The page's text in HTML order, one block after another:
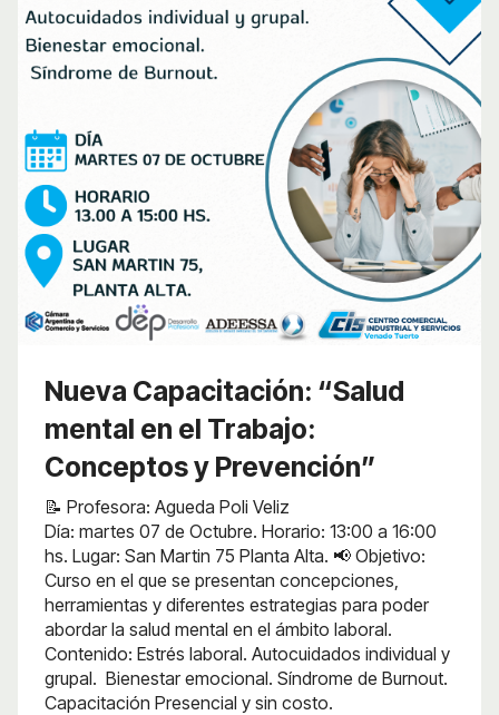
Nueva Capacitación: “Salud
mental en el Trabajo:
Conceptos y Prevención”
📝 Profesora: Agueda Poli Veliz
Día: martes 07 de Octubre. Horario: 13:00 a 16:00
hs. Lugar: San Martin 75 Planta Alta. 📢 Objetivo:
Curso en el que se presentan concepciones,
herramientas y diferentes estrategias para poder
abordar la salud mental en el ámbito laboral.
Contenido: Estrés laboral. Autocuidados individual y
grupal. Bienestar emocional. Síndrome de Burnout.
Capacitación Presencial y sin costo.